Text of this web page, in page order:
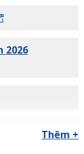
2026
Thêm +